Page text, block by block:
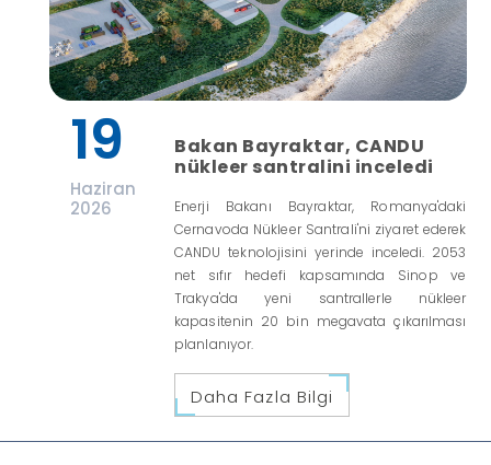
19
Haziran
2026
Bakan Bayraktar, CANDU
nükleer santralini inceledi
Enerji Bakanı Bayraktar, Romanya'daki
Cernavoda Nükleer Santrali'ni ziyaret ederek
CANDU teknolojisini yerinde inceledi. 2053
net sıfır hedefi kapsamında Sinop ve
Trakya'da yeni santrallerle nükleer
kapasitenin 20 bin megavata çıkarılması
planlanıyor.
Daha Fazla Bilgi